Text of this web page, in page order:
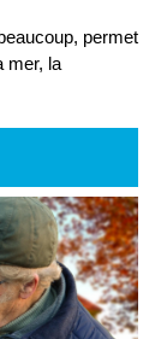
permet
mer, la